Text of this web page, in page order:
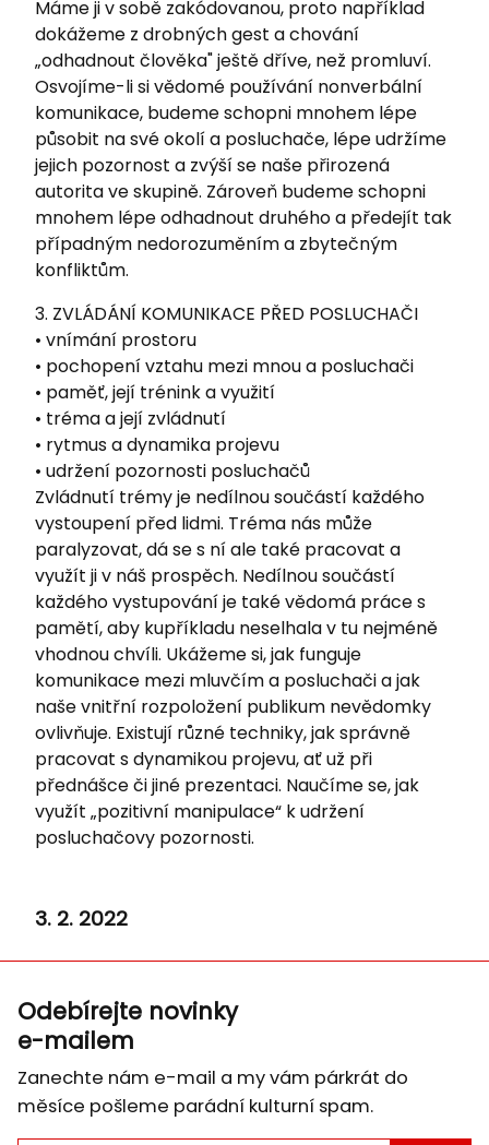
Máme ji v sobě zakódovanou, proto například
dokážeme z drobných gest a chování
„odhadnout člověka" ještě dříve, než promluví.
Osvojíme-li si vědomé používání nonverbální
komunikace, budeme schopni mnohem lépe
působit na své okolí a posluchače, lépe udržíme
jejich pozornost a zvýší se naše přirozená
autorita ve skupině. Zároveň budeme schopni
mnohem lépe odhadnout druhého a předejít tak
případným nedorozuměním a zbytečným
konfliktům.
3. ZVLÁDÁNÍ KOMUNIKACE PŘED POSLUCHAČI
• vnímání prostoru
• pochopení vztahu mezi mnou a posluchači
• paměť, její trénink a využití
• tréma a její zvládnutí
• rytmus a dynamika projevu
• udržení pozornosti posluchačů
Zvládnutí trémy je nedílnou součástí každého
vystoupení před lidmi. Tréma nás může
paralyzovat, dá se s ní ale také pracovat a
využít ji v náš prospěch. Nedílnou součástí
každého vystupování je také vědomá práce s
pamětí, aby kupříkladu neselhala v tu nejméně
vhodnou chvíli. Ukážeme si, jak funguje
komunikace mezi mluvčím a posluchači a jak
naše vnitřní rozpoložení publikum nevědomky
ovlivňuje. Existují různé techniky, jak správně
pracovat s dynamikou projevu, ať už při
přednášce či jiné prezentaci. Naučíme se, jak
využít „pozitivní manipulace“ k udržení
posluchačovy pozornosti.
3. 2. 2022
Odebírejte novinky
e-mailem
Zanechte nám e-mail a my vám párkrát do
měsíce pošleme parádní kulturní spam.